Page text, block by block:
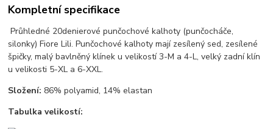
Kompletní specifikace
Průhledné 20denierové punčochové kalhoty (punčocháče,
silonky) Fiore Lili. Punčochové kalhoty mají zesílený sed, zesílené
špičky, malý bavlněný klínek u velikostí 3-M a 4-L, velký zadní klín
u velikosti 5-XL a 6-XXL.
Složení: 86% polyamid, 14% elastan
Tabulka velikostí: